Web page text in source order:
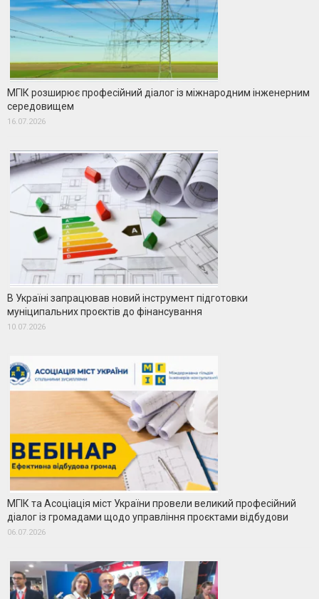
МГІК розширює професійний діалог із міжнародним інженерним
середовищем
16.07.2026
В Україні запрацював новий інструмент підготовки
муніципальних проєктів до фінансування
10.07.2026
МГІК та Асоціація міст України провели великий професійний
діалог із громадами щодо управління проєктами відбудови
06.07.2026